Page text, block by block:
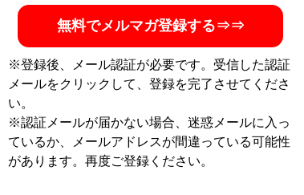
無料でメルマガ登録する⇒⇒
※登録後、メール認証が必要です。受信した認証
メールをクリックして、登録を完了させてくださ
い。
※認証メールが届かない場合、迷惑メールに入っ
ているか、メールアドレスが間違っている可能性
があります。再度ご登録ください。